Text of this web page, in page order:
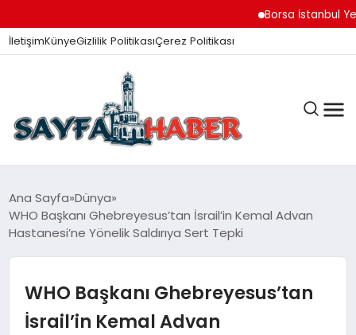
Borsa İstanbul Yeni
İletişimKünyeGizlilik PolitikasıÇerez Politikası
ANA SAYFA
GÜNDEM
İZMIR HABERLERI
Ana Sayfa Dünya
WHO Başkanı Ghebreyesus’tan İsrail’in Kemal Advan
Hastanesi’ne Yönelik Saldırıya Sert Tepki
WHO Başkanı Ghebreyesus’tan
İsrail’in Kemal Advan